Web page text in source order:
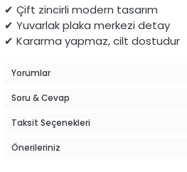
✔ Çift zincirli modern tasarım
✔ Yuvarlak plaka merkezi detay
✔ Kararma yapmaz, cilt dostudur
Yorumlar
Soru & Cevap
Taksit Seçenekleri
Önerileriniz